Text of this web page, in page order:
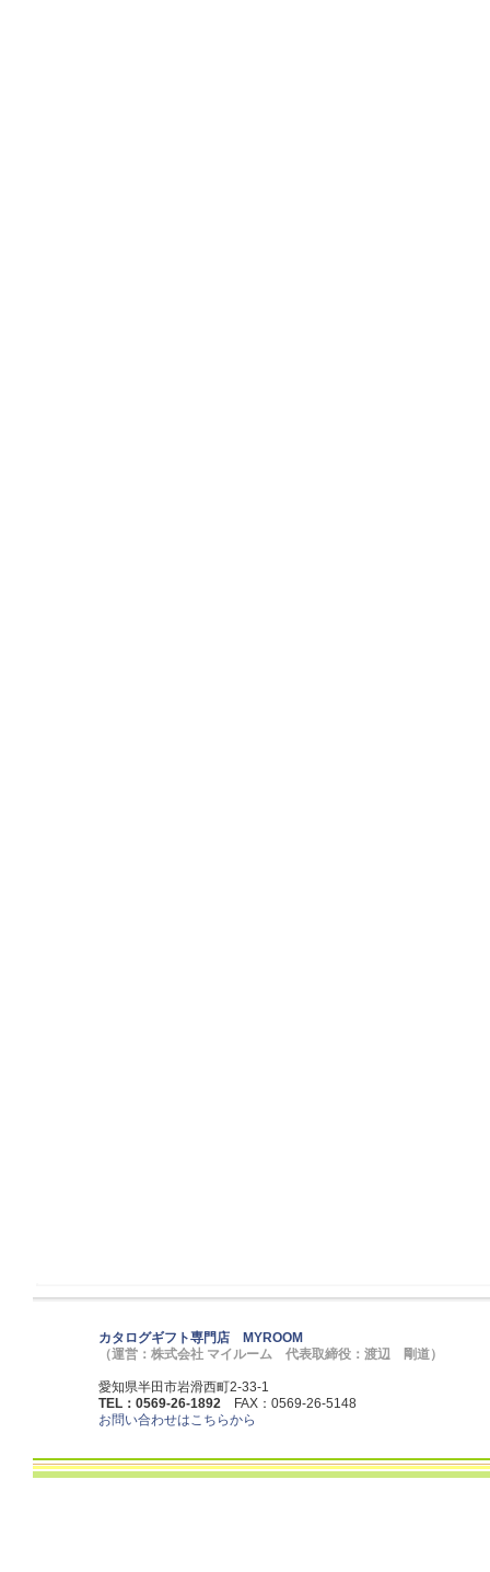
カタログギフト専門店 MYROOM
（運営：株式会社 マイルーム 代表取締役：渡辺 剛道）
愛知県半田市岩滑西町2-33-1
TEL：0569-26-1892 FAX：0569-26-5148
お問い合わせはこちらから